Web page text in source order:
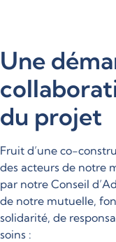
Une
du projet
Fruit d’une co-
des acteurs de notre
par notre Conseil
de notre mutuelle,
solidarité, de
soins :